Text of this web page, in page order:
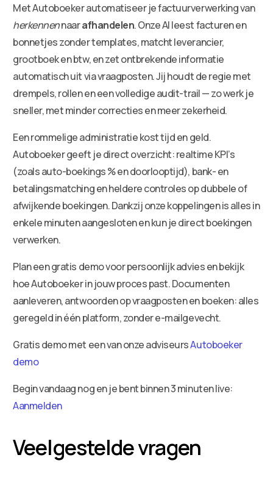
Met Autoboeker automatiseer je factuurverwerking van
herkennennaarafhandelen. Onze AI leest facturen en
bonnetjes zonder templates, matcht leverancier,
grootboek en btw, en zet ontbrekende informatie
automatisch uit via vraagposten. Jij houdt de regie met
drempels, rollen en een volledige audit-trail — zo werk je
sneller, met minder correcties en meer zekerheid.
Een rommelige administratie kost tijd en geld.
Autoboeker geeft je direct overzicht: realtime KPI’s
(zoals auto-boekings % en doorlooptijd), bank- en
betalingsmatching en heldere controles op dubbele of
afwijkende boekingen. Dankzij onze koppelingen is alles in
enkele minuten aangesloten en kun je direct boekingen
verwerken.
Plan een gratis demo voor persoonlijk advies en bekijk
hoe Autoboeker in jouw proces past. Documenten
aanleveren, antwoorden op vraagposten en boeken: alles
geregeld in één platform, zonder e-mailgevecht.
Gratis demo met een van onze adviseursAutoboeker
demo
Begin vandaag nog en je bent binnen 3 minuten live:
Aanmelden
Veelgestelde vragen